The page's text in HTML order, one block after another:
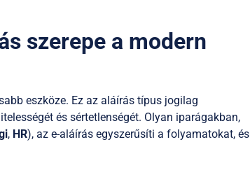
szerepe a modern
eszköze. Ez az aláírás típus jogilag
és sértetlenségét. Olyan iparágakban,
, HR), az e-aláírás egyszerűsíti a folyamatokat, és